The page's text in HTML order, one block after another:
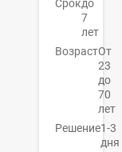
Срокдо
7
лет
ВозрастОт
23
до
70
лет
Решение1-3
дня